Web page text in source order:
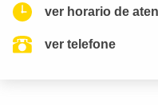
ver horario de
ver telefone